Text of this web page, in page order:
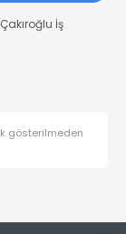
İş
gösterilmeden